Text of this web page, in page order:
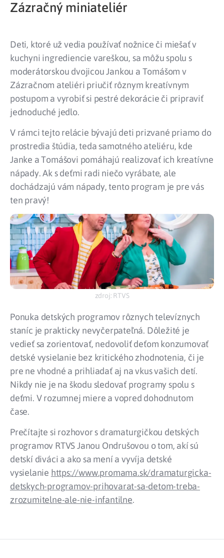
Zázračný miniateliér
Deti, ktoré už vedia používať nožnice či miešať v
kuchyni ingrediencie vareškou, sa môžu spolu s
moderátorskou dvojicou Jankou a Tomášom v
Zázračnom ateliéri priučiť rôznym kreatívnym
postupom a vyrobiť si pestré dekorácie či pripraviť
jednoduché jedlo.
V rámci tejto relácie bývajú deti prizvané priamo do
prostredia štúdia, teda samotného ateliéru, kde
Janke a Tomášovi pomáhajú realizovať ich kreatívne
nápady. Ak s deťmi radi niečo vyrábate, ale
dochádzajú vám nápady, tento program je pre vás
ten pravý!
zdroj: RTVS
Ponuka detských programov rôznych televíznych
staníc je prakticky nevyčerpateľná. Dôležité je
vedieť sa zorientovať, nedovoliť deťom konzumovať
detské vysielanie bez kritického zhodnotenia, či je
pre ne vhodné a prihliadať aj na vkus vašich detí.
Nikdy nie je na škodu sledovať programy spolu s
deťmi. V rozumnej miere a vopred dohodnutom
čase.
Prečítajte si rozhovor s dramaturgičkou detských
programov RTVS Janou Ondrušovou o tom, akí sú
detskí diváci a ako sa mení a vyvíja detské
vysielanie https://www.promama.sk/dramaturgicka-
detskych-programov-prihovarat-sa-detom-treba-
zrozumitelne-ale-nie-infantilne.